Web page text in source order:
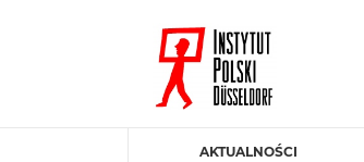
AKTUALNOŚCI